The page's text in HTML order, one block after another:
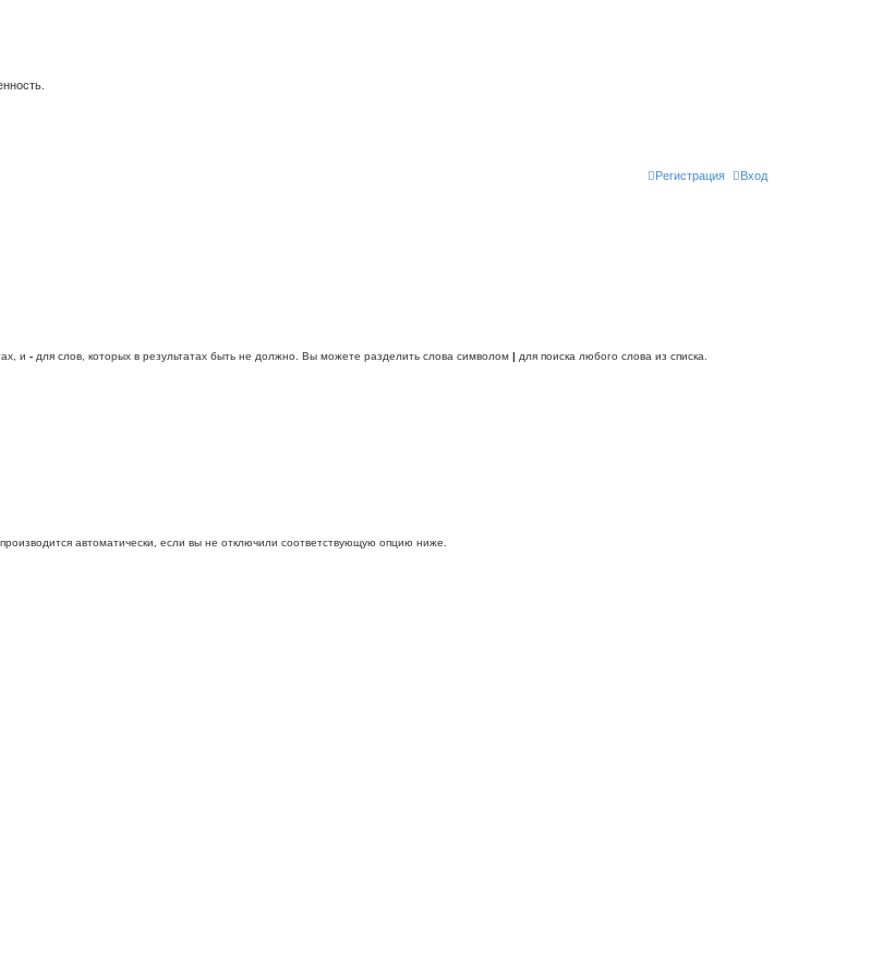
Вход
Регистрация
и - для слов, которых в результатах быть не должно. Вы можете разделить слова символом | для поиска любого слова из списка.
автоматически, если вы не отключили соответствующую опцию ниже.